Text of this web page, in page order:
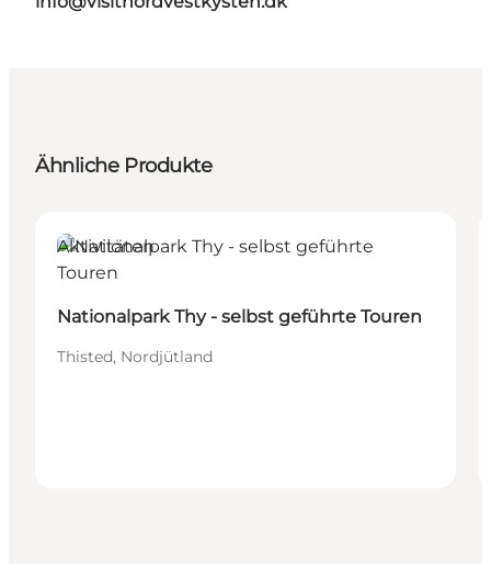
Ähnliche Produkte
Aktivitäten
Nationalpark Thy - selbst geführte Touren
Thisted, Nordjütland